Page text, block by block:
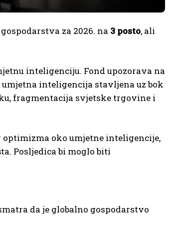
za 2026. na 3 posto, ali
inteligenciju. Fond upozorava na
inteligencija stavljena uz bok
fragmentacija svjetske trgovine i
oko umjetne inteligencije,
Posljedica bi moglo biti
da je globalno gospodarstvo